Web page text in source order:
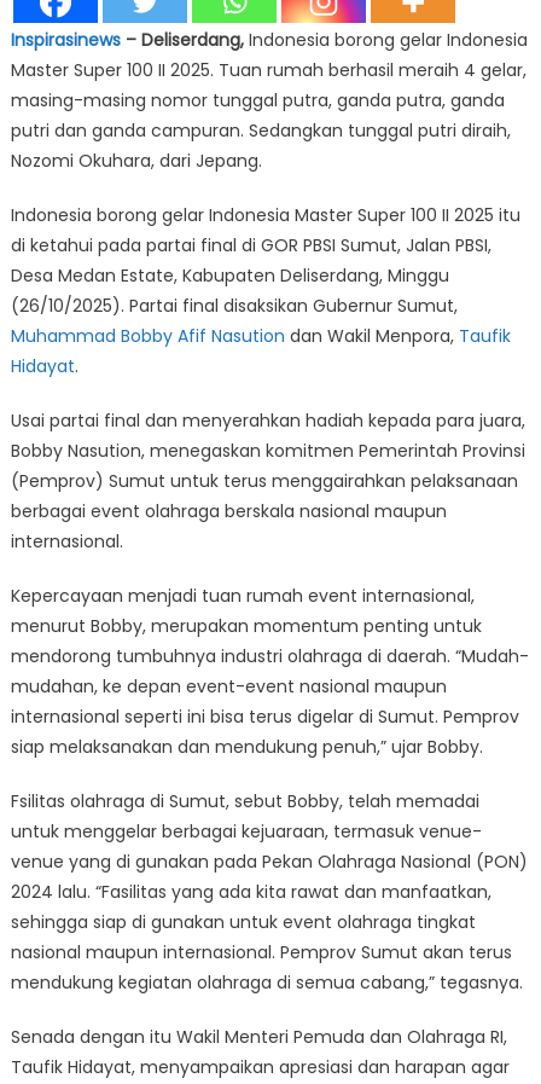
Inspirasinews – Deliserdang, Indonesia borong gelar Indonesia
Master Super 100 II 2025. Tuan rumah berhasil meraih 4 gelar,
masing-masing nomor tunggal putra, ganda putra, ganda
putri dan ganda campuran. Sedangkan tunggal putri diraih,
Nozomi Okuhara, dari Jepang.
Indonesia borong gelar Indonesia Master Super 100 II 2025 itu
di ketahui pada partai final di GOR PBSI Sumut, Jalan PBSI,
Desa Medan Estate, Kabupaten Deliserdang, Minggu
(26/10/2025). Partai final disaksikan Gubernur Sumut,
Muhammad Bobby Afif Nasution dan Wakil Menpora, Taufik
Hidayat.
Usai partai final dan menyerahkan hadiah kepada para juara,
Bobby Nasution, menegaskan komitmen Pemerintah Provinsi
(Pemprov) Sumut untuk terus menggairahkan pelaksanaan
berbagai event olahraga berskala nasional maupun
internasional.
Kepercayaan menjadi tuan rumah event internasional,
menurut Bobby, merupakan momentum penting untuk
mendorong tumbuhnya industri olahraga di daerah. “Mudah-
mudahan, ke depan event-event nasional maupun
internasional seperti ini bisa terus digelar di Sumut. Pemprov
siap melaksanakan dan mendukung penuh,” ujar Bobby.
Fsilitas olahraga di Sumut, sebut Bobby, telah memadai
untuk menggelar berbagai kejuaraan, termasuk venue-
venue yang di gunakan pada Pekan Olahraga Nasional (PON)
2024 lalu. “Fasilitas yang ada kita rawat dan manfaatkan,
sehingga siap di gunakan untuk event olahraga tingkat
nasional maupun internasional. Pemprov Sumut akan terus
mendukung kegiatan olahraga di semua cabang,” tegasnya.
Senada dengan itu Wakil Menteri Pemuda dan Olahraga RI,
Taufik Hidayat, menyampaikan apresiasi dan harapan agar